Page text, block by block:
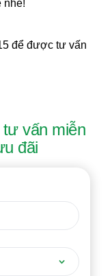
nhé!
để được tư vấn
vấn miễn
đãi